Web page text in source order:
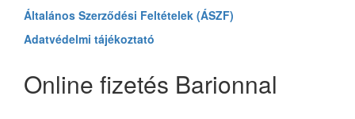
Általános Szerződési Feltételek (ÁSZF)
Adatvédelmi tájékoztató
Online fizetés Barionnal